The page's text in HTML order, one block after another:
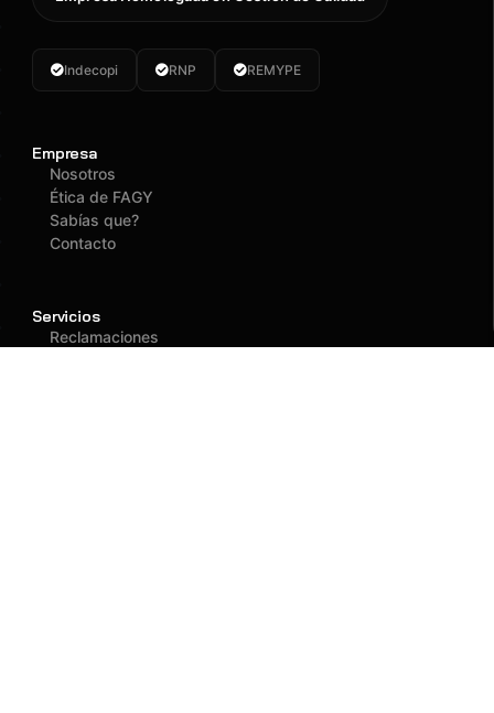
Indecopi RNP REMYPE
Empresa
Nosotros
Ética de FAGY
Sabías que?
Contacto
Servicios
Reclamaciones